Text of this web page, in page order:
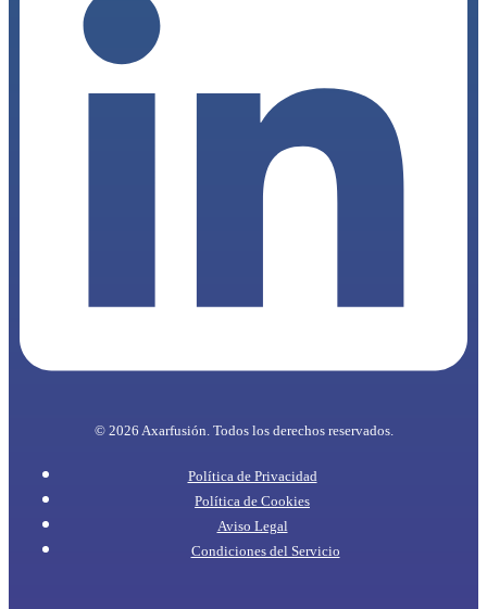
© 2026 Axarfusión. Todos los derechos reservados.
Política de Privacidad
Política de Cookies
Aviso Legal
Condiciones del Servicio